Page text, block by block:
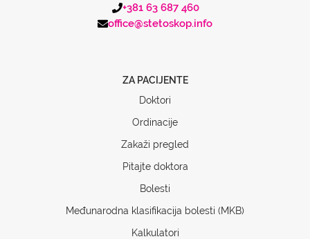
+381 63 687 460
office@stetoskop.info
ZA PACIJENTE
Doktori
Ordinacije
Zakaži pregled
Pitajte doktora
Bolesti
Međunarodna klasifikacija bolesti (MKB)
Kalkulatori